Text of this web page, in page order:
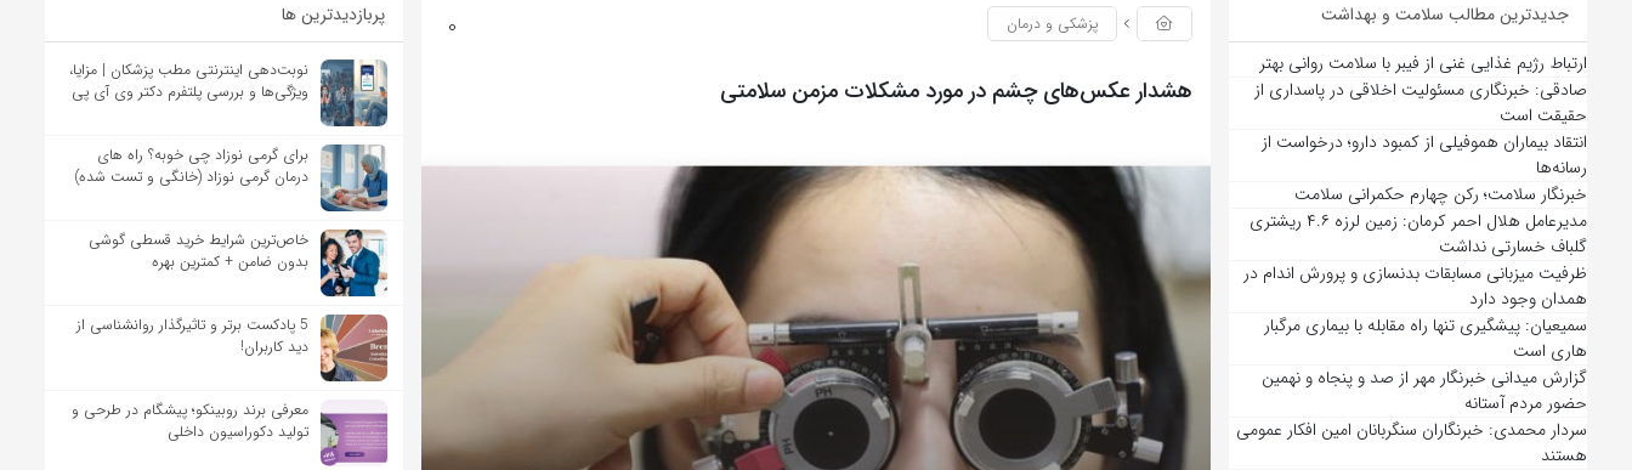
جدیدترین مطالب سلامت و بهداشت
ارتباط رژیم غذایی غنی از فیبر با سلامت روانی بهتر
صادقی: خبرنگاری مسئولیت اخلاقی در پاسداری از
حقیقت است
انتقاد بیماران هموفیلی از کمبود دارو؛ درخواست از
رسانه‌ها
خبرنگار سلامت؛ رکن چهارم حکمرانی سلامت
مدیرعامل هلال احمر کرمان: زمین لرزه ۴.۶ ریشتری
گلباف خسارتی نداشت
ظرفیت میزبانی مسابقات بدنسازی و پرورش اندام در
همدان وجود دارد
سمیعیان: پیشگیری تنها راه مقابله با بیماری مرگبار
هاری است
گزارش میدانی خبرنگار مهر از صد و پنجاه و نهمین
حضور مردم آستانه
سردار محمدی: خبرنگاران سنگربانان امین افکار عمومی
هستند
0 پزشکی و درمان
هشدار عکس‌های چشم در مورد مشکلات مزمن سلامتی
پربازدیدترین ها
نوبت‌دهی اینترنتی مطب پزشکان | مزایا،
ویژگی‌ها و بررسی پلتفرم دکتر وی آی پی
برای گرمی نوزاد چی خوبه؟ راه های
درمان گرمی نوزاد (خانگی و تست شده)
خاص‌ترین شرایط خرید قسطی گوشی
بدون ضامن + کمترین بهره
5 پادکست برتر و تاثیرگذار روانشناسی از
دید کاربران!
معرفی برند روبینکو؛ پیشگام در طرحی و
تولید دکوراسیون داخلی